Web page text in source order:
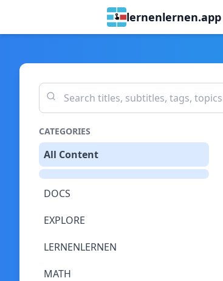
lernenlernen.app
CATEGORIES
All Content
DOCS
EXPLORE
LERNENLERNEN
MATH